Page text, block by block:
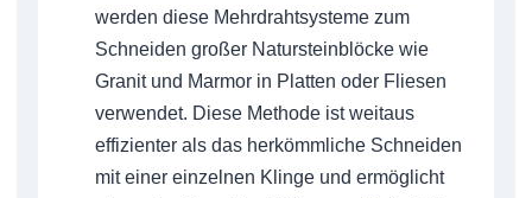
werden diese Mehrdrahtsysteme zum
Schneiden großer Natursteinblöcke wie
Granit und Marmor in Platten oder Fliesen
verwendet. Diese Methode ist weitaus
effizienter als das herkömmliche Schneiden
mit einer einzelnen Klinge und ermöglicht